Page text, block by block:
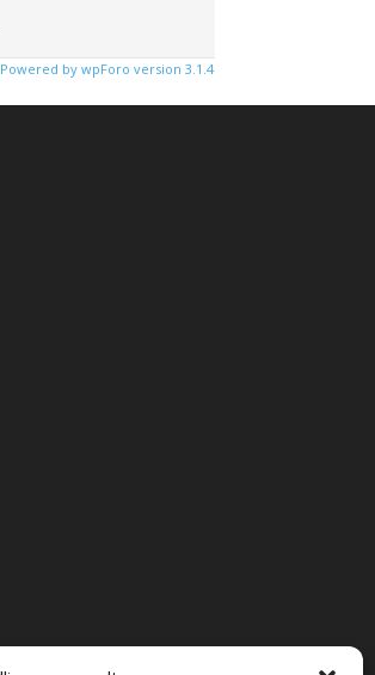
Powered by wpForo version 3.1.4